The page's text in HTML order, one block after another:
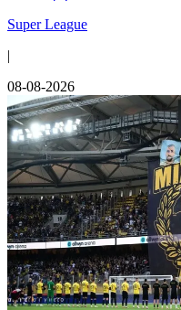
Super League
|
08-08-2026